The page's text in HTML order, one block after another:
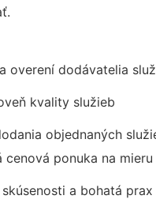
overení dodávatelia
kvality služieb
objednaných
cenová ponuka na mieru
a bohatá prax